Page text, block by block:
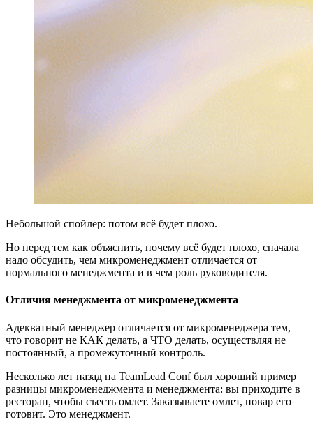
Небольшой спойлер: потом всё будет плохо.
Но перед тем как объяснить, почему всё будет плохо, сначала
надо обсудить, чем микроменеджмент отличается от
нормального менеджмента и в чем роль руководителя.
Отличия менеджмента от микроменеджмента
Адекватный менеджер отличается от микроменеджера тем,
что говорит не КАК делать, а ЧТО делать, осуществляя не
постоянный, а промежуточный контроль.
Несколько лет назад на TeamLead Conf был хороший пример
разницы микроменеджмента и менеджмента: вы приходите в
ресторан, чтобы съесть омлет. Заказываете омлет, повар его
готовит. Это менеджмент.